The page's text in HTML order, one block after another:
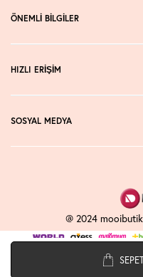
ÖNEMLİ BİLGİLER
HIZLI ERİŞİM
SOSYAL MEDYA
@ 2024
-SoftE-Ticaret